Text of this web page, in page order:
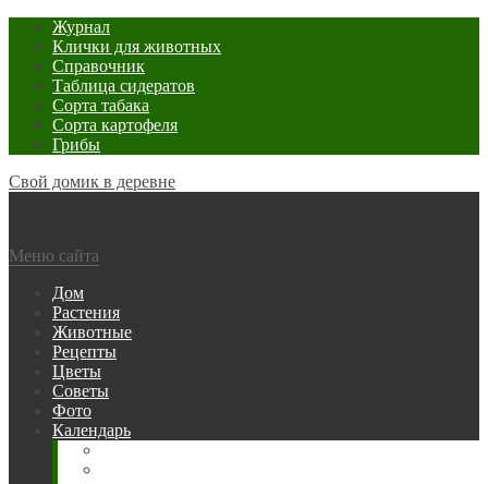
Журнал
Клички для животных
Справочник
Таблица сидератов
Сорта табака
Сорта картофеля
Грибы
Свой домик в деревне
Меню сайта
Дом
Растения
Животные
Рецепты
Цветы
Советы
Фото
Календарь